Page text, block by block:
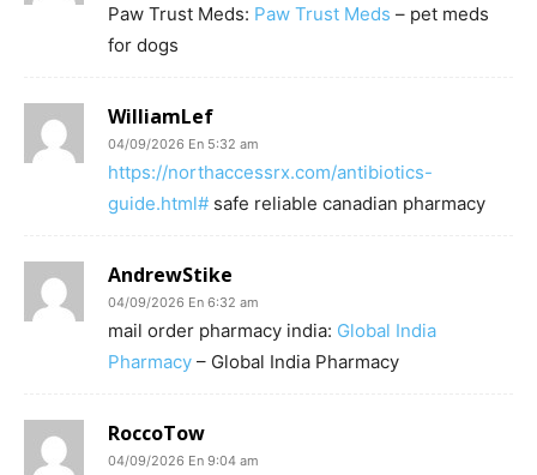
Paw Trust Meds: Paw Trust Meds – pet meds
for dogs
WilliamLef
04/09/2026 En 5:32 am
https://northaccessrx.com/antibiotics-
guide.html# safe reliable canadian pharmacy
AndrewStike
04/09/2026 En 6:32 am
mail order pharmacy india: Global India
Pharmacy – Global India Pharmacy
RoccoTow
04/09/2026 En 9:04 am